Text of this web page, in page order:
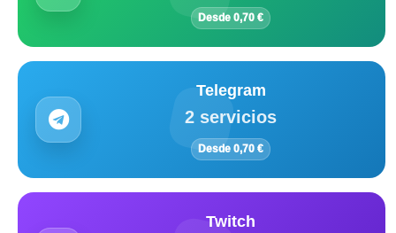
Desde 0,70 €
Telegram
2 servicios
Desde 0,70 €
Twitch